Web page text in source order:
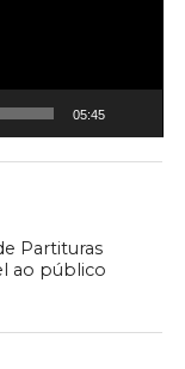
05:45
Partituras
ao público